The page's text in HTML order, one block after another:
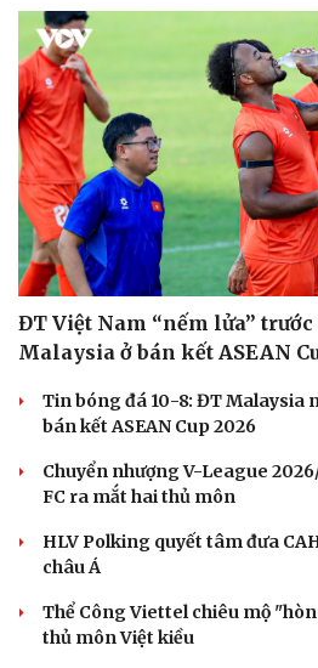
ĐT Việt Nam “nếm lửa” trước
Malaysia ở bán kết ASEAN
Tin bóng đá 10-8: ĐT Malaysia
bán kết ASEAN Cup 2026
Chuyển nhượng V-League
FC ra mắt hai thủ môn
HLV Polking quyết tâm đưa
châu Á
Thể Công Viettel chiêu mộ
thủ môn Việt kiều